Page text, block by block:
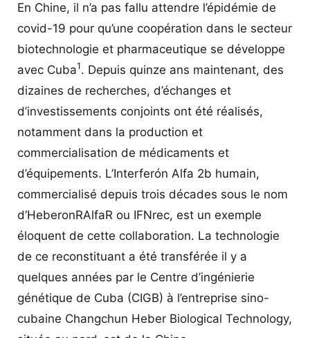
En Chine, il n’a pas fallu attendre l’épidémie de
covid-19 pour qu’une coopération dans le secteur
biotechnologie et pharmaceutique se développe
avec Cuba1. Depuis quinze ans maintenant, des
dizaines de recherches, d’échanges et
d’investissements conjoints ont été réalisés,
notamment dans la production et
commercialisation de médicaments et
d’équipements. L’Interferón Alfa 2b humain,
commercialisé depuis trois décades sous le nom
d’HeberonRAlfaR ou IFNrec, est un exemple
éloquent de cette collaboration. La technologie
de ce reconstituant a été transférée il y a
quelques années par le Centre d’ingénierie
génétique de Cuba (CIGB) à l’entreprise sino-
cubaine Changchun Heber Biological Technology,